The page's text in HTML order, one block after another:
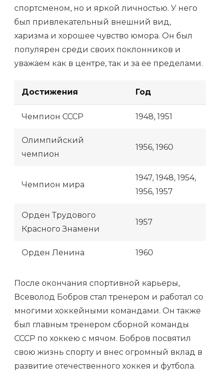
спортсменом, но и яркой личностью. У него
был привлекательный внешний вид,
харизма и хорошее чувство юмора. Он был
популярен среди своих поклонников и
уважаем как в центре, так и за ее пределами.
Достижения Год
Чемпион СССР 1948, 1951
Олимпийский
чемпион
1956, 1960
Чемпион мира
1947, 1948, 1954,
1956, 1957
Орден Трудового
Красного Знамени
1957
Орден Ленина 1960
После окончания спортивной карьеры,
Всеволод Бобров стал тренером и работал со
многими хоккейными командами. Он также
был главным тренером сборной команды
СССР по хоккею с мячом. Бобров посвятил
свою жизнь спорту и внес огромный вклад в
развитие отечественного хоккея и футбола.